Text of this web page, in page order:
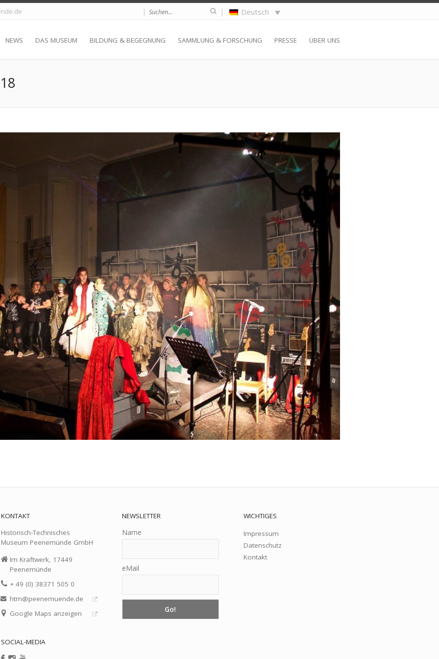
| | Deutsch
NEWS DAS MUSEUM BILDUNG & BEGEGNUNG SAMMLUNG & FORSCHUNG PRESSE ÜBER UNS
KONTAKT
Historisch-Technisches
Museum Peenemünde GmbH
Im Kraftwerk, 17449
Peenemünde
+ 49 (0) 38371 505 0
htm@peenemuende.de
Google Maps anzeigen
SOCIAL-MEDIA
NEWSLETTER
Name
eMail
WICHTIGES
Impressum
Datenschutz
Kontakt